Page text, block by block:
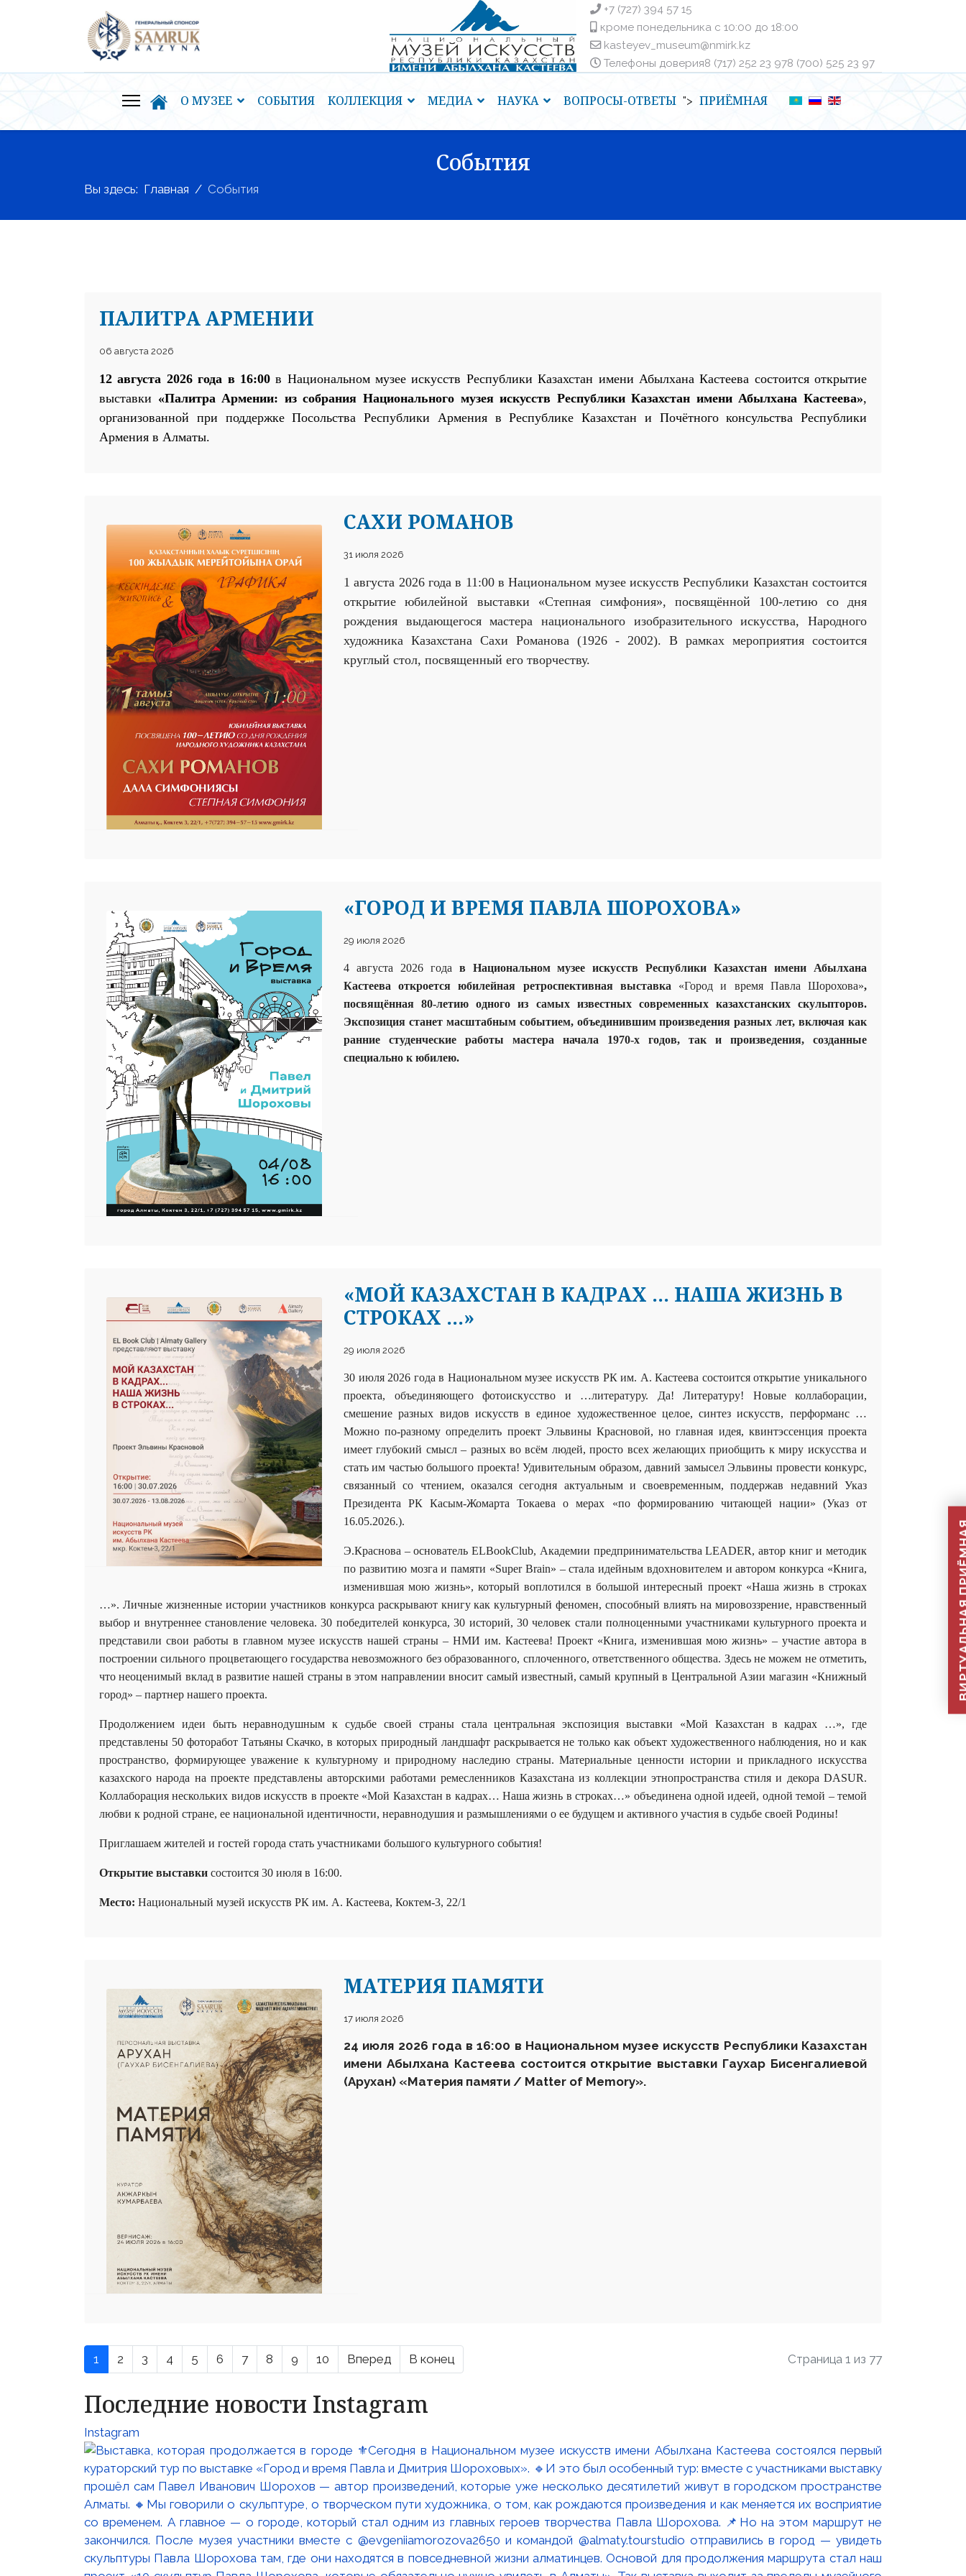
+7 (727) 394 57 15
кроме понедельника с 10:00 до 18:00
kasteyev_museum@nmirk.kz
Телефоны доверияㅤ8 (717) 252 23 97ㅤㅤ8 (700) 525 23 97
О МУЗЕЕ СОБЫТИЯ КОЛЛЕКЦИЯ МЕДИА НАУКА ВОПРОСЫ-ОТВЕТЫ "> ПРИЁМНАЯ
События
Вы здесь: Главная События
ПАЛИТРА АРМЕНИИ
06 августа 2026
12 августа 2026 года в 16:00в Национальном музее искусств Республики Казахстан имени Абылхана Кастеева состоится открытие
выставки «Палитра Армении: из собрания Национального музея искусств Республики Казахстан имени Абылхана Кастеева»,
организованной при поддержке Посольства Республики Армения в Республике Казахстан и Почётного консульства Республики
Армения в Алматы.
САХИ РОМАНОВ
31 июля 2026
1 августа 2026 года в 11:00 в Национальном музее искусств Республики Казахстан состоится
открытие юбилейной выставки «Степная симфония», посвящённой 100-летию со дня
рождения выдающегося мастера национального изобразительного искусства, Народного
художника Казахстана Сахи Романова (1926 - 2002). В рамках мероприятия состоится
круглый стол, посвященный его творчеству.
«ГОРОД И ВРЕМЯ ПАВЛА ШОРОХОВА»
29 июля 2026
4 августа 2026 года в Национальном музее искусств Республики Казахстан имени Абылхана
Кастеева откроется юбилейная ретроспективная выставка «Город и время Павла Шорохова»,
посвящённая 80-летию одного из самых известных современных казахстанских скульпторов.
Экспозиция станет масштабным событием, объединившим произведения разных лет, включая как
ранние студенческие работы мастера начала 1970-х годов, так и произведения, созданные
специально к юбилею.
«МОЙ КАЗАХСТАН В КАДРАХ … НАША ЖИЗНЬ В
СТРОКАХ …»
29 июля 2026
30 июля 2026 года в Национальном музее искусств РК им. А. Кастеева состоится открытие уникального
проекта, объединяющего фотоискусство и …литературу. Да! Литературу! Новые коллаборации,
смешение разных видов искусств в единое художественное целое, синтез искусств, перформанс …
Можно по-разному определить проект Эльвины Красновой, но главная идея, квинтэссенция проекта
имеет глубокий смысл – разных во всём людей, просто всех желающих приобщить к миру искусства и
стать им частью большого проекта! Удивительным образом, давний замысел Эльвины провести конкурс,
связанный со чтением, оказался сегодня актуальным и своевременным, поддержав недавний Указ
Президента РК Касым-Жомарта Токаева о мерах «по формированию читающей нации» (Указ от
16.05.2026.).
Э.Краснова – основатель ELBookClub, Академии предпринимательства LEADER, автор книг и методик
по развитию мозга и памяти «Super Brain» – стала идейным вдохновителем и автором конкурса «Книга,
изменившая мою жизнь», который воплотился в большой интересный проект «Наша жизнь в строках
…». Личные жизненные истории участников конкурса раскрывают книгу как культурный феномен, способный влиять на мировоззрение, нравственный
выбор и внутреннее становление человека. 30 победителей конкурса, 30 историй, 30 человек стали полноценными участниками культурного проекта и
представили свои работы в главном музее искусств нашей страны – НМИ им. Кастеева! Проект «Книга, изменившая мою жизнь» – участие автора в
построении сильного процветающего государства невозможного без образованного, сплоченного, ответственного общества. Здесь не можем не отметить,
что неоценимый вклад в развитие нашей страны в этом направлении вносит самый известный, самый крупный в Центральной Азии магазин «Книжный
город» – партнер нашего проекта.
Продолжением идеи быть неравнодушным к судьбе своей страны стала центральная экспозиция выставки «Мой Казахстан в кадрах …», где
представлены 50 фоторабот Татьяны Скачко, в которых природный ландшафт раскрывается не только как объект художественного наблюдения, но и как
пространство, формирующее уважение к культурному и природному наследию страны. Материальные ценности истории и прикладного искусства
казахского народа на проекте представлены авторскими работами ремесленников Казахстана из коллекции этнопространства стиля и декора DASUR.
Коллаборация нескольких видов искусств в проекте «Мой Казахстан в кадрах… Наша жизнь в строках…» объединена одной идеей, одной темой – темой
любви к родной стране, ее национальной идентичности, неравнодушия и размышлениями о ее будущем и активного участия в судьбе своей Родины!
Приглашаем жителей и гостей города стать участниками большого культурного события!
Открытие выставки состоится 30 июля в 16:00.
Место: Национальный музей искусств РК им. А. Кастеева, Коктем-3, 22/1
МАТЕРИЯ ПАМЯТИ
17 июля 2026
24 июля 2026 года в 16:00 в Национальном музее искусств Республики Казахстан
имени Абылхана Кастеева состоится открытие выставки Гаухар Бисенгалиевой
(Арухан) «Материя памяти / Matter of Memory».
1 2 3 4 5 6 7 8 9 10 Вперед В конец Страница 1 из 77
Последние новости Instagram
Instagram